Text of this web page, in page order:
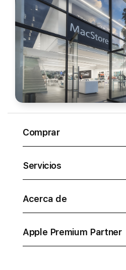
Comprar
Servicios
Acerca de
Apple Premium Partner